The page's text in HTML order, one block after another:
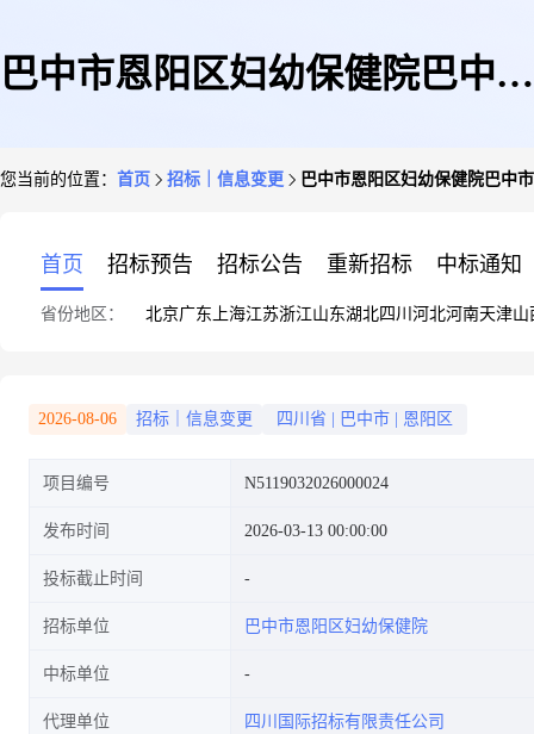
巴中市恩阳区妇幼保健院巴中市
(第一次)
您当前的位置： 首页 招标｜信息变更 巴中市恩阳区妇幼保健院巴中
首页 招标预告 招标公告 重新招标 中标通知
省份地区： 北京广东 上海江苏浙江山东湖北四川 河北河南天津山
2026-08-06 招标｜信息变更 四川省 巴中市 恩阳区
项目编号 N5119032026000024
发布时间 2026-03-13 00:00:00
投标截止时间
招标单位 巴中市恩阳区妇幼保健院
中标单位
代理单位 四川国际招标有限责任公司